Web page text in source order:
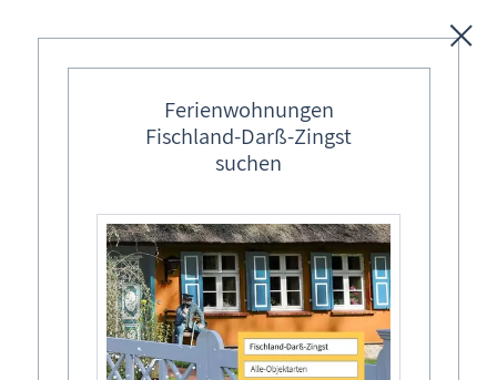
Essen & Trinken
Regionale Produkte
Gesundheit & Wellness
Haus & Garten
Region: Ostsee→M-V→Fischland-Darß-Zingst→Born a. Darß
Regionale Dienstleister [Werbung]
Ferienwohnungen
Fischland-Darß-Zingst
suchen